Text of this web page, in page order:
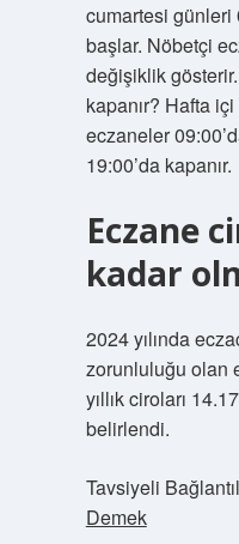
cumartesi günleri
başlar. Nöbetçi
değişiklik
kapanır? Hafta
eczaneler
19:00’da kapanır.
Eczane
kadar
2024 yılında
zorunluluğu olan
yıllık ciroları
belirlendi.
Tavsiyeli
Demek